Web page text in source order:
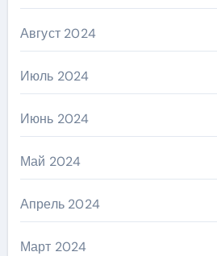
Август 2024
Июль 2024
Июнь 2024
Май 2024
Апрель 2024
Март 2024